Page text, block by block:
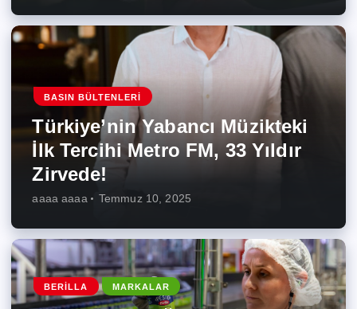
BASIN BÜLTENLERI
Türkiye’nin Yabancı Müzikteki
İlk Tercihi Metro FM, 33 Yıldır
Zirvede!
aaaa aaaa Temmuz 10, 2025
BERILLA MARKALAR